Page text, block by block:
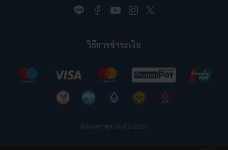
วิธีการชำระเงิน
อัปเดตล่าสุด 06/08/2026